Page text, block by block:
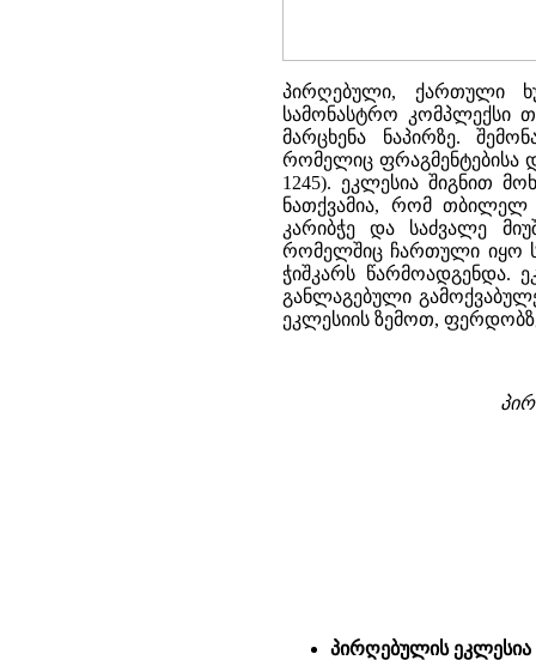
პირღებული, ქართული
სამონასტრო კომპლექსი
მარცხენა ნაპირზე.
რომელიც ფრაგმენტებისა
1245). ეკლესია შიგნით
ნათქვამია, რომ თბილელ
კარიბჭე და საძვალე
რომელშიც ჩართული იყო
ჭიშკარს წარმოადგენდა.
განლაგებული
ეკლესიის ზემოთ,
პირღებულის